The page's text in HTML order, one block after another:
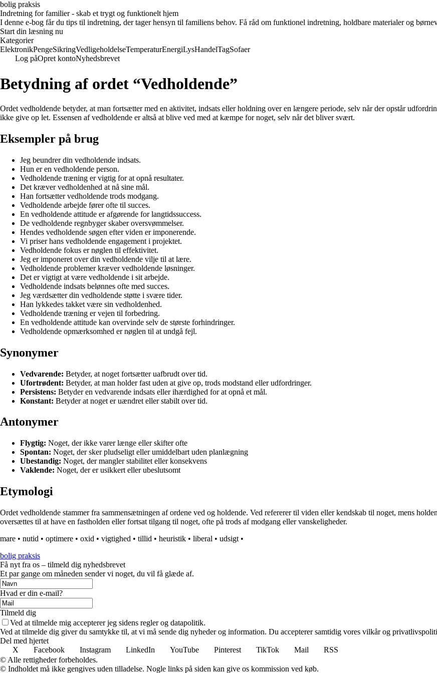
bolig praksis
Indretning for familier - skab et trygt og funktionelt hjem
I denne e-bog får du tips til indretning, der tager hensyn til familiens behov. Få råd om funktionel indretning, holdbare materialer og
Start din læsning nu
Kategorier
ElektronikPengeSikringVedligeholdelseTemperaturEnergiLysHandelTagSofaer
Log påOpret kontoNyhedsbrevet
Betydning af ordet “Vedholdende”
Ordet vedholdende betyder, at man fortsætter med en aktivitet, indsats eller holdning over en længere periode, selv når der opstår
ikke give op let. Essensen af ​​vedholdende er altså at blive ved med at kæmpe for noget, selv når det bliver svært.
Eksempler på brug
Jeg beundrer din vedholdende indsats.
Hun er en vedholdende person.
Vedholdende træning er vigtig for at opnå resultater.
Det kræver vedholdenhed at nå sine mål.
Han fortsætter vedholdende trods modgang.
Vedholdende arbejde fører ofte til succes.
En vedholdende attitude er afgørende for langtidssuccess.
De vedholdende regnbyger skaber oversvømmelser.
Hendes vedholdende søgen efter viden er imponerende.
Vi priser hans vedholdende engagement i projektet.
Vedholdende fokus er nøglen til effektivitet.
Jeg er imponeret over din vedholdende vilje til at lære.
Vedholdende problemer kræver vedholdende løsninger.
Det er vigtigt at være vedholdende i sit arbejde.
Vedholdende indsats belønnes ofte med succes.
Jeg værdsætter din vedholdende støtte i svære tider.
Han lykkedes takket være sin vedholdenhed.
Vedholdende træning er vejen til forbedring.
En vedholdende attitude kan overvinde selv de største forhindringer.
Vedholdende opmærksomhed er nøglen til at undgå fejl.
Synonymer
Vedvarende: Betyder, at noget fortsætter uafbrudt over tid.
Ufortrødent: Betyder, at man holder fast uden at give op, trods modstand eller udfordringer.
Persistens: Betyder en vedvarende indsats eller ihærdighed for at opnå et mål.
Konstant: Betyder at noget er uændret eller stabilt over tid.
Antonymer
Flygtig: Noget, der ikke varer længe eller skifter ofte
Spontan: Noget, der sker pludseligt eller umiddelbart uden planlægning
Ubestandig: Noget, der mangler stabilitet eller konsekvens
Vaklende: Noget, der er usikkert eller ubeslutsomt
Etymologi
Ordet vedholdende stammer fra sammensætningen af ordene ved og holdende. Ved refererer til viden eller kendskab til noget, mens
oversættes til at have en fastholden eller fortsat tilgang til noget, ofte på trods af modgang eller vanskeligheder.
mare • nutid • optimere • oxid • vigtighed • tillid • heuristik • liberal • udsigt •
bolig praksis
Få nyt fra os – tilmeld dig nyhedsbrevet
Et par gange om måneden sender vi noget, du vil få glæde af.
Hvad er din e-mail?
Tilmeld dig
Ved at tilmelde mig accepterer jeg sidens regler og datapolitik.
Ved at tilmelde dig giver du samtykke til, at vi må sende dig nyheder og information. Du accepterer samtidig vores vilkår og
Del med hjertet
X
Facebook Instagram LinkedIn YouTube Pinterest TikTok Mail
RSS
© Alle rettigheder forbeholdes.
© Indholdet må ikke gengives uden tilladelse. Nogle links på siden kan give os kommission ved køb.